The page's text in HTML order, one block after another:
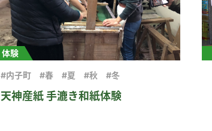
体験
天神産紙 手漉き和紙体験
#内子町 #春 #夏 #秋 #冬